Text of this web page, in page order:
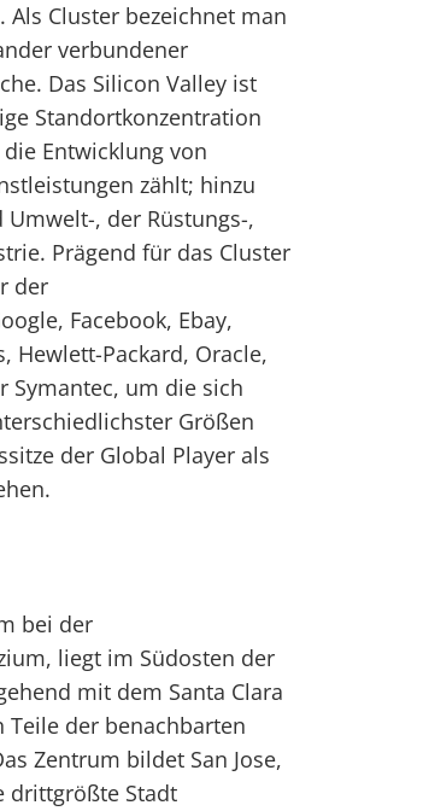
Cluster bezeichnet man
verbundener
Das Silicon Valley ist
Standortkonzentration
Entwicklung von
zählt; hinzu
, der Rüstungs-,
Prägend für das Cluster
der
Facebook, Ebay,
Hewlett-Packard, Oracle,
Symantec, um die sich
Größen
der Global Player als
bei der
liegt im Südosten der
mit dem Santa Clara
der benachbarten
Zentrum bildet San Jose,
drittgrößte Stadt